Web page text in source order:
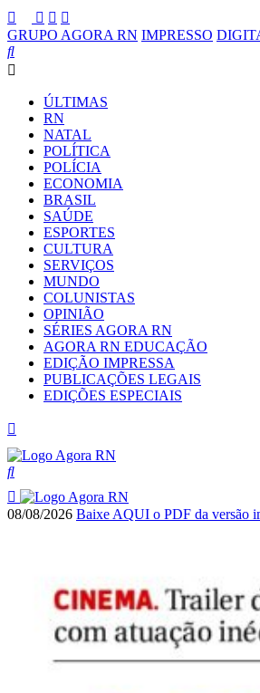
GRUPO AGORA RN IMPRESSO
ÚLTIMAS
RN
NATAL
POLÍTICA
POLÍCIA
ECONOMIA
BRASIL
SAÚDE
ESPORTES
CULTURA
SERVIÇOS
MUNDO
COLUNISTAS
OPINIÃO
SÉRIES AGORA RN
AGORA RN EDUCAÇÃO
EDIÇÃO IMPRESSA
PUBLICAÇÕES LEGAIS
EDIÇÕES ESPECIAIS
08/08/2026 Baixe AQUI o PDF da versão